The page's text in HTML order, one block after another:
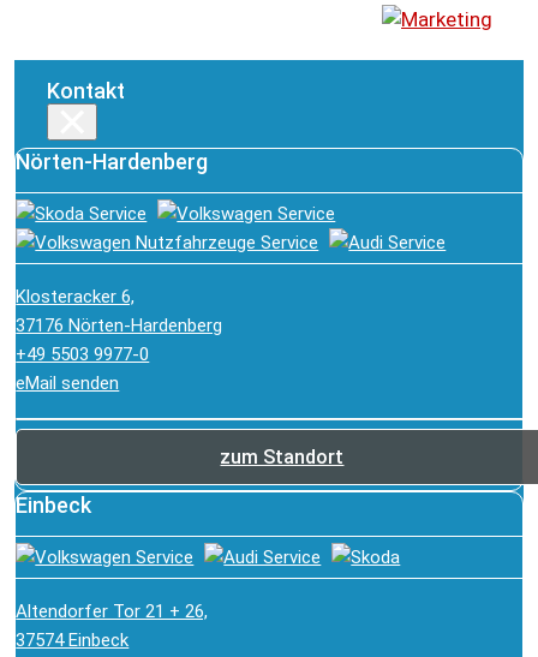
Kontakt
×
Nörten-Hardenberg
Klosteracker 6,
37176 Nörten-Hardenberg
+49 5503 9977-0
eMail senden
zum Standort
Einbeck
Altendorfer Tor 21 + 26,
37574 Einbeck